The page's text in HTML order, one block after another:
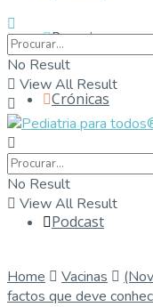
Parceiros
Crónicas
Contactos
Podcast
No Result
View All Result
No Result
View All Result
Home Vacinas
factos que deve